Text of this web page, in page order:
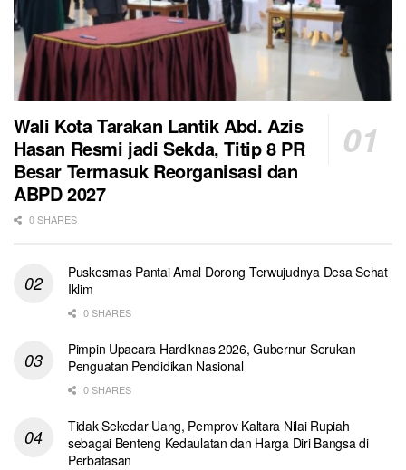
Wali Kota Tarakan Lantik Abd. Azis
Hasan Resmi jadi Sekda, Titip 8 PR
Besar Termasuk Reorganisasi dan
ABPD 2027
0 SHARES
Puskesmas Pantai Amal Dorong Terwujudnya Desa Sehat
Iklim
0 SHARES
Pimpin Upacara Hardiknas 2026, Gubernur Serukan
Penguatan Pendidikan Nasional
0 SHARES
Tidak Sekedar Uang, Pemprov Kaltara Nilai Rupiah
sebagai Benteng Kedaulatan dan Harga Diri Bangsa di
Perbatasan